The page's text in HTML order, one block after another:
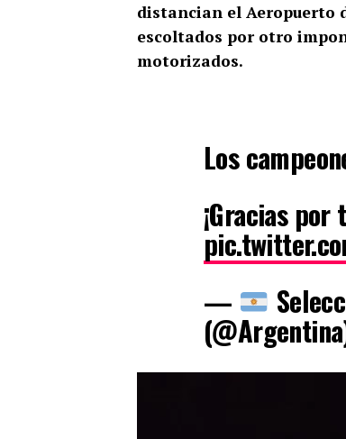
distancian el Aeropuerto
escoltados por otro
motorizados.
Los
¡Gracias
—